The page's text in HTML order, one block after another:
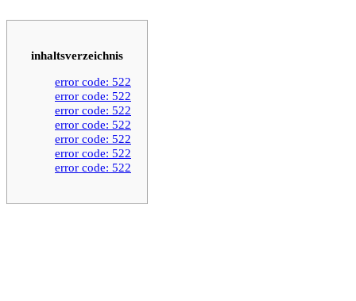
inhaltsverzeichnis
error code: 522
error code: 522
error code: 522
error code: 522
error code: 522
error code: 522
error code: 522